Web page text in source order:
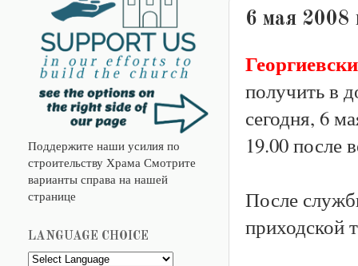
6 мая 2008
получить в
сегодня, 6
19.00 после
После
приходской
Поддержите наши усилия по
строительству Храма Смотрите
варианты справа на нашей
странице
LANGUAGE CHOICE